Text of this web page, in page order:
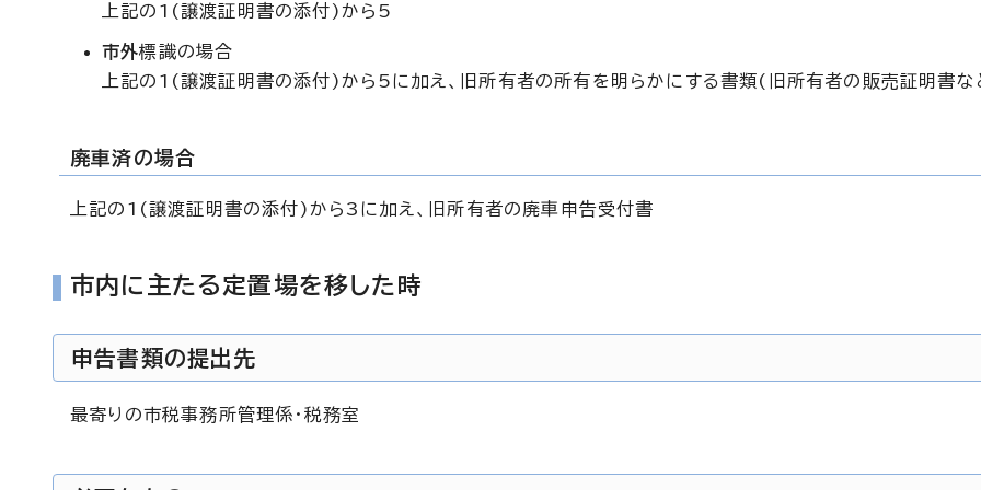
上記の1(譲渡証明書の添付)から5
市外標識の場合
上記の1(譲渡証明書の添付)から5に加え、旧所有者の所有を明らかにする書類(旧所有者の販売証明書
廃車済の場合
上記の1(譲渡証明書の添付)から3に加え、旧所有者の廃車申告受付書
市内に主たる定置場を移した時
申告書類の提出先
最寄りの市税事務所管理係・税務室